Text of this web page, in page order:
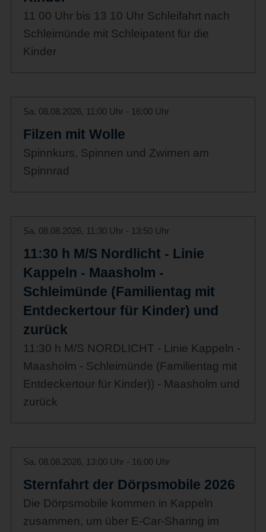
11 00 Uhr bis 13 10 Uhr Schleifahrt nach
Schleimünde mit Schleipatent für die
Kinder
Sa. 08.08.2026, 11:00 Uhr - 16:00 Uhr
Filzen mit Wolle
Spinnkurs, Spinnen und Zwirnen am
Spinnrad
Sa. 08.08.2026, 11:30 Uhr - 13:50 Uhr
11:30 h M/S Nordlicht - Linie
Kappeln - Maasholm -
Schleimünde (Familientag mit
Entdeckertour für Kinder) und
zurück
11:30 h M/S NORDLICHT - Linie Kappeln -
Maasholm - Schleimünde (Familientag mit
Entdeckertour für Kinder)) - Maasholm und
zurück
Sa. 08.08.2026, 13:00 Uhr - 16:00 Uhr
Sternfahrt der Dörpsmobile 2026
Die Dörpsmobile kommen in Kappeln
zusammen, um über E-Car-Sharing im